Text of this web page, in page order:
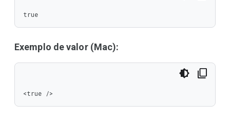
true
Exemplo de valor (Mac):
<true />